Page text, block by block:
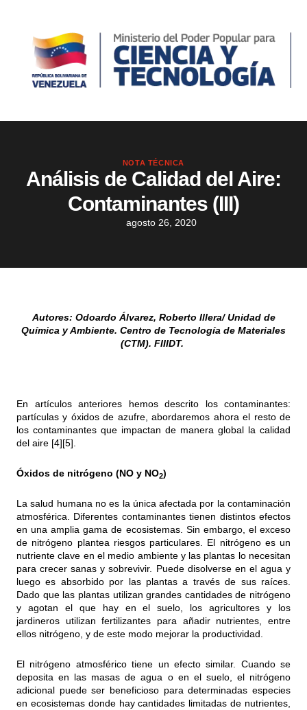
NOTA TÉCNICA
Análisis de Calidad del Aire:
Contaminantes (III)
agosto 26, 2020
Autores: Odoardo Álvarez, Roberto Illera/ Unidad de
Química y Ambiente. Centro de Tecnología de Materiales
(CTM). FIIIDT.
En artículos anteriores hemos descrito los contaminantes:
partículas y óxidos de azufre, abordaremos ahora el resto de
los contaminantes que impactan de manera global la calidad
del aire [4][5].
Óxidos de nitrógeno (NO y NO2)
La salud humana no es la única afectada por la contaminación
atmosférica. Diferentes contaminantes tienen distintos efectos
en una amplia gama de ecosistemas. Sin embargo, el exceso
de nitrógeno plantea riesgos particulares. El nitrógeno es un
nutriente clave en el medio ambiente y las plantas lo necesitan
para crecer sanas y sobrevivir. Puede disolverse en el agua y
luego es absorbido por las plantas a través de sus raíces.
Dado que las plantas utilizan grandes cantidades de nitrógeno
y agotan el que hay en el suelo, los agricultores y los
jardineros utilizan fertilizantes para añadir nutrientes, entre
ellos nitrógeno, y de este modo mejorar la productividad.
El nitrógeno atmosférico tiene un efecto similar. Cuando se
deposita en las masas de agua o en el suelo, el nitrógeno
adicional puede ser beneficioso para determinadas especies
en ecosistemas donde hay cantidades limitadas de nutrientes,